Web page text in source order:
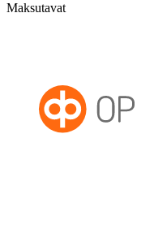
Maksutavat